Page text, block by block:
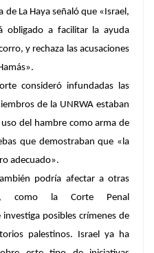
de La Haya señaló que «Israel,
obligado a facilitar la ayuda
y rechaza las acusaciones
consideró infundadas las
de la UNRWA estaban
del hambre como arma de
que demostraban que «la
adecuado».
podría afectar a otras
como la Corte Penal
posibles crímenes de
palestinos. Israel ya ha